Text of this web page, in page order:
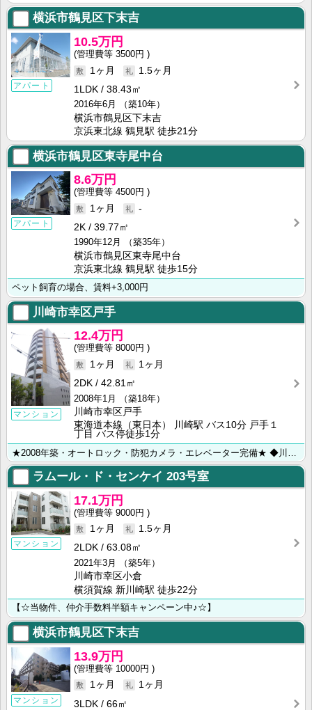
横浜市鶴見区下末吉
アパート
10.5万円
3500円
1ヶ月
1.5ヶ月
1LDK
38.43㎡
2016年6月
（築10年）
横浜市鶴見区下末吉
京浜東北線 鶴見駅 徒歩21分
横浜市鶴見区東寺尾中台
アパート
8.6万円
4500円
1ヶ月
-
2K
39.77㎡
1990年12月
（築35年）
横浜市鶴見区東寺尾中台
京浜東北線 鶴見駅 徒歩15分
ペット飼育の場合、賃料+3,000円
川崎市幸区戸手
マンション
12.4万円
8000円
1ヶ月
1ヶ月
2DK
42.81㎡
2008年1月
（築18年）
川崎市幸区戸手
東海道本線（東日本） 川崎駅 バス10分 戸手１
丁目 バス停徒歩1分
ラムール・ド・センケイ 203号室
マンション
17.1万円
9000円
1ヶ月
1.5ヶ月
2LDK
63.08㎡
2021年3月
（築5年）
川崎市幸区小倉
横須賀線 新川崎駅 徒歩22分
【☆当物件、仲介手数料半額キャンペーン中♪☆】
横浜市鶴見区下末吉
マンション
13.9万円
10000円
1ヶ月
1ヶ月
3LDK
66㎡